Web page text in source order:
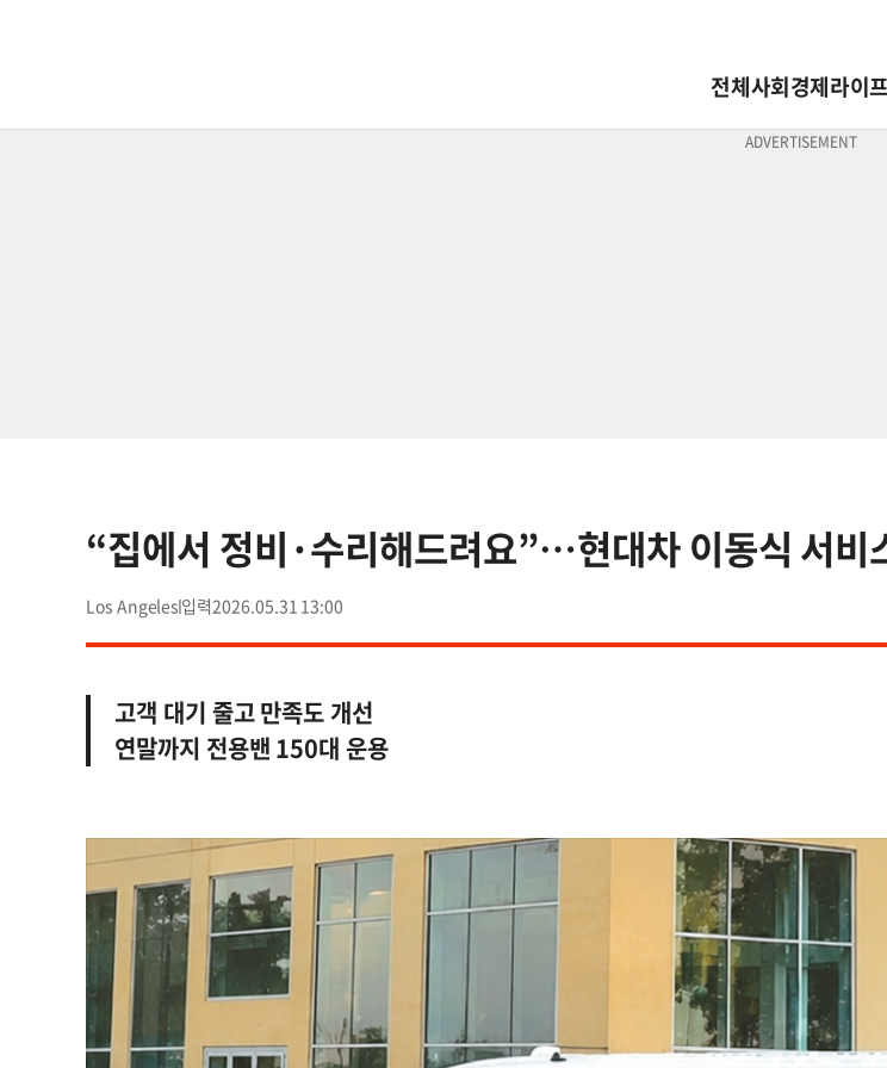
전체사회경제라이프
“집에서 정비·수리해드려요”…현대차 이동식 서비
Los Angeles 2026.05.31 13:00
고객 대기 줄고 만족도 개선
연말까지 전용밴 150대 운용